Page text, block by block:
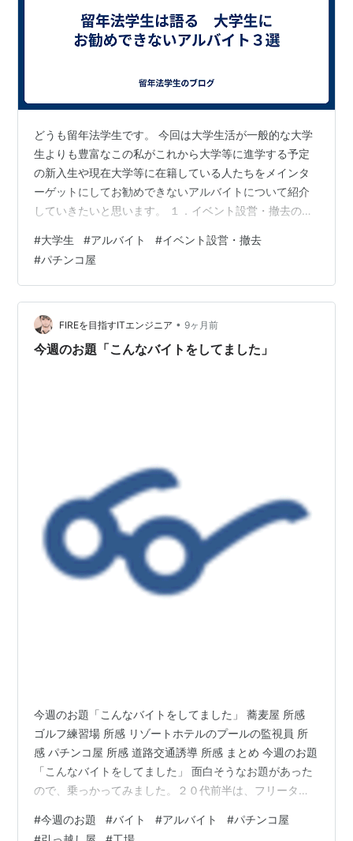
どうも留年法学生です。 今回は大学生活が一般的な大学
生よりも豊富なこの私がこれから大学等に進学する予定
の新入生や現在大学等に在籍している人たちをメインタ
ーゲットにしてお勧めできないアルバイトについて紹介
していきたいと思います。 １．イベント設営・撤去のア
営・撤去のアルバイトです。 このアルバイトをお勧めで
きない理由は、体力消耗が激しい、危険が多い、労働量
に見合った対価が得られないという点です。 設営バイト
の中心は、 重い機材運び 長時間立ち仕事 待機 → 急な作
業 大きな怪我をするリスクあり です。 にもかかわら
ず、 スキルが身につくわけでも…
#大学生 #アルバイト #イベント設営・撤去
#パチンコ屋
FIREを目指すITエンジニア • 9ヶ月前
今週のお題「こんなバイトをしてました」
今週のお題「こんなバイトをしてました」 蕎麦屋 所感
ゴルフ練習場 所感 リゾートホテルのプールの監視員 所
感 パチンコ屋 所感 道路交通誘導 所感 まとめ 今週のお題
「こんなバイトをしてました」 面白そうなお題があった
ので、乗っかってみました。２０代前半は、フリーター
バイトをしたと思いますので、その紹介です。 蕎麦屋 高
#今週のお題 #バイト #アルバイト #パチンコ屋